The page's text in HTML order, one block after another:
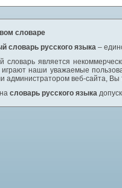
словаре
словарь русского языка –
словарь является
играют наши уважаемые
администратором веб-сайта,
словарь русского языка